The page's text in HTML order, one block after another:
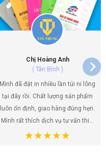
Chị Hoàng Anh
( Tân Bình )
Mình đã đặt in nhiều lần túi ni lông
tại đây rồi. Chất lượng sản phẩm
luôn ổn định, giao hàng đúng hẹn.
Mình rất thích dịch vụ tư vấn thiết
kế, họ giúp mình có được những